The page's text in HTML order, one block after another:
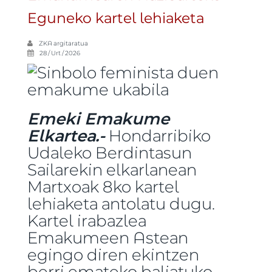
Eguneko kartel lehiaketa
ZKA argitaratua
28 / Urt / 2026
Emeki Emakume
Elkartea.-Hondarribiko
Udaleko Berdintasun
Sailarekin elkarlanean
Martxoak 8ko kartel
lehiaketa antolatu dugu.
Kartel irabazlea
Emakumeen Astean
egingo diren ekintzen